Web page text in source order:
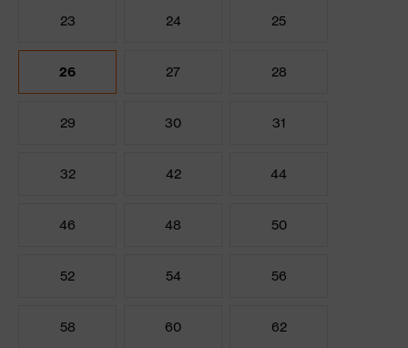
23 24 25
26 27 28
29 30 31
32 42 44
46 48 50
52 54 56
58 60 62